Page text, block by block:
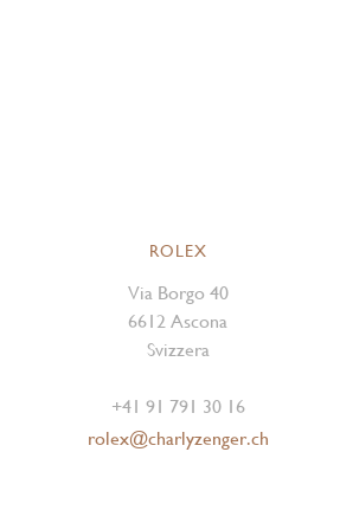
ROLEX
Via Borgo 40
6612 Ascona
Svizzera
+41 91 791 30 16
rolex@charlyzenger.ch